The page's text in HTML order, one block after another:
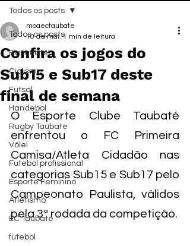
Todos os posts
Basquete
Ciclismo
Futsal
Handebol
Rugby Taubaté
Vôlei
Futebol profissional
Esporte Feminino
Atletismo
EC Taubaté
futebol
Todos os posts
Confira os jogos do
Sub15 e Sub17 deste
final de semana
moaectaubate
10 de mai. 1 min de leitura
O Esporte Clube Taubaté
enfrentou o FC Primeira
Camisa/Atleta Cidadão nas
categorias Sub15 e Sub17 pelo
Campeonato Paulista, válidos
pela 3ª rodada da competição.